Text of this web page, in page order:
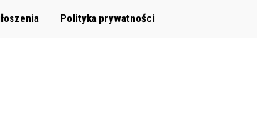
Polityka prywatności